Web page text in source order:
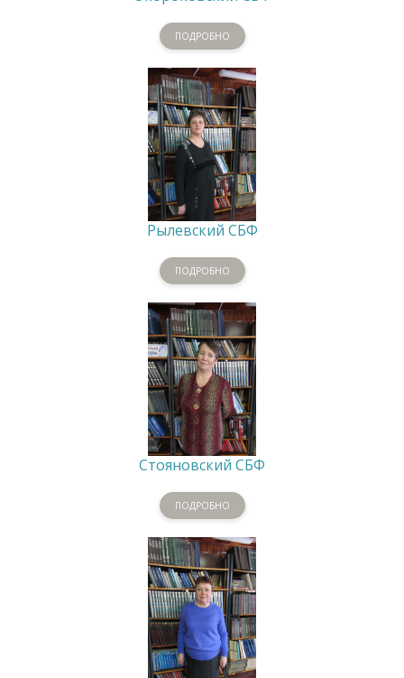
ПОДРОБНО
Рылевский СБФ
ПОДРОБНО
Стояновский СБФ
ПОДРОБНО